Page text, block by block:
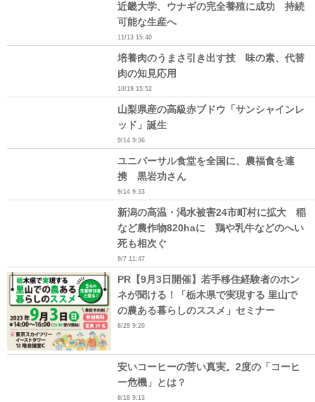
近畿大学、ウナギの完全養殖に成功 持続
可能な生産へ
11/13 15:40
培養肉のうまさ引き出す技 味の素、代替
肉の知見応用
10/19 15:52
山梨県産の高級赤ブドウ「サンシャインレ
ッド」誕生
9/14 9:36
ユニバーサル食堂を全国に、農福食を連
携 黒岩功さん
9/14 9:33
新潟の高温・渇水被害24市町村に拡大 稲
など農作物820haに 鶏や乳牛などのへい
死も相次ぐ
9/7 11:47
PR【9月3日開催】若手移住経験者のホン
ネが聞ける！「栃木県で実現する 里山で
の農ある暮らしのススメ」セミナー
8/29 9:20
安いコーヒーの苦い真実。2度の「コーヒ
ー危機」とは？
8/18 9:13